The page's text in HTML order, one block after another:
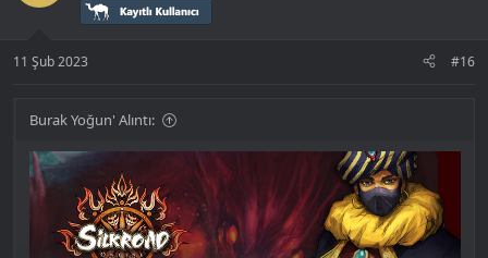
11 Şub 2023 #16
Burak Yoğun' Alıntı: